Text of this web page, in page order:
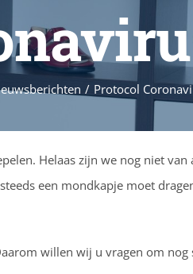
/ Protocol
Helaas zijn we nog niet
een mondkapje moet
willen wij u vragen om